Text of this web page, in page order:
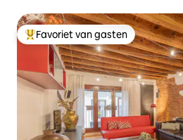
Topfavoriet van gasten
Favoriet van gasten